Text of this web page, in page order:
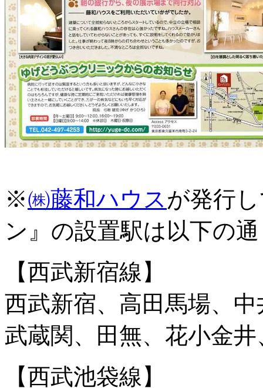
※㈱藤和ハウス が発行
ン』の設置駅は以下の
【西武新宿線】
西武新宿、高田馬場、
武蔵関、田無、花小金
【西武池袋線】